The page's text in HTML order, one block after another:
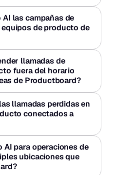
las campañas de
de producto de
llamadas de
fuera del horario
de Productboard?
llamadas perdidas en
conectados a
AI para operaciones de
ubicaciones que